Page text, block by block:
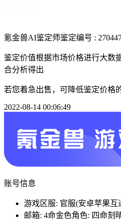
氪金兽AI鉴定师鉴定编号 :
鉴定价值根据市场价格进行大数
合分析得出
若您着急出售，可降低鉴定价格
2022-08-14 00:06:49
账号信息
游戏区服: 官服(安卓苹果互
邮箱: 4命金色角色: 四命刻